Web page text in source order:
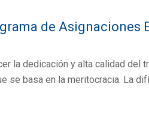
de Asignaciones
la dedicación y alta calidad del
se basa en la meritocracia. La